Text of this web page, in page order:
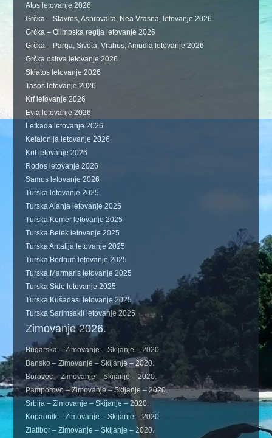
Atos letovanje 2026
Grčka – Stavros, Asprovalta, Nea Vrasna, letovanje 2026
Grčka – Olimpska regija letovanje 2026
Grčka – Parga, Sivota, Vrahos, Amudia letovanje 2026
Grčka ostrva letovanje 2026
Skiatos letovanje 2026
Tasos letovanje 2026
Krf letovanje 2026
Evia letovanje 2026
Lefkada letovanje 2026
Kefalonija letovanje 2026
Krit letovanje 2026
Rodos letovanje 2026
Samos letovanje 2026
Turska letovanje 2025
Turska Alanja letovanje 2025
Turska Kemer letovanje 2025
Turska Belek letovanje 2025
Turska Antalija letovanje 2025
Turska Bodrum letovanje 2025
Turska Marmaris letovanje 2025
Turska Side letovanje 2025
Turska Kušadasi letovanje 2025
Turska Sarimsakli letovanje 2025
Zimovanje 2026.
Bugarska – Zimovanje – Skijanje – 2020.
Bansko – Zimovanje – Skijanje – 2020.
Borovec – Zimovanje – Skijanje – 2020.
Pamporovo – Zimovanje – Skijanje – 2020.
Srbija – Zimovanje – Skijanje – 2020.
Kopaonik – Zimovanje – Skijanje – 2020.
Zlatibor – Zimovanje – Skijanje – 2020.